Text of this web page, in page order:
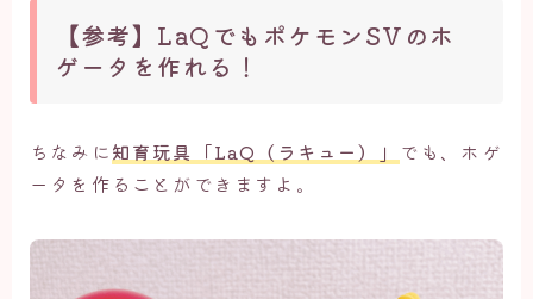
【参考】LaQでもポケモンSVのホ
ゲータを作れる！
ちなみに知育玩具「LaQ（ラキュー）」 でも、ホゲ
ータを作ることができますよ。